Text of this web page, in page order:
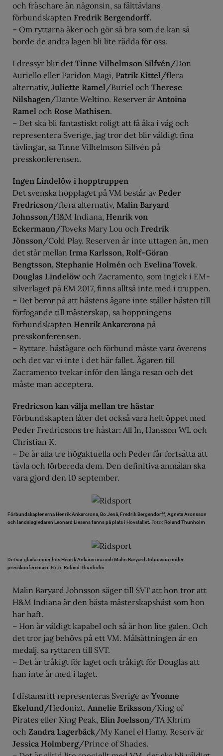
och fräschare än någonsin, sa fälttävlans
förbundskapten Fredrik Bergendorff.
– Om ryttarna åker och gör så bra som de kan så
borde de andra lagen bli lite rädda för oss.
I dressyr blir det Tinne Vilhelmson Silfvén/Don
Auriello eller Paridon Magi, Patrik Kittel/flera
alternativ, Juliette Ramel/Buriel och Therese
Nilshagen/Dante Weltino. Reserver är Antoina
Ramel och Rose Mathisen.
– Det ska bli fantastiskt roligt att få åka i väg och
representera Sverige, jag tror det blir väldigt fina
tävlingar, sa Tinne Vilhelmson Silfvén på
presskonferensen.
Ingen Lindelöw i hopptruppen
Det svenska hopplaget på VM består av Peder
Fredricson/flera alternativ, Malin Baryard
Johnsson/H&M Indiana, Henrik von
Eckermann/Toveks Mary Lou och Fredrik
Jönsson/Cold Play. Reserven är inte uttagen än, men
det står mellan Irma Karlsson, Rolf-Göran
Bengtsson, Stephanie Holmén och Evelina Tovek.
Douglas Lindelöw och Zacramento, som ingick i EM-
silverlaget på EM 2017, finns alltså inte med i truppen.
– Det beror på att hästens ägare inte ställer hästen till
förfogande till mästerskap, sa hoppningens
förbundskapten Henrik Ankarcrona på
presskonferensen.
– Ryttare, hästägare och förbund måste vara överens
och det var vi inte i det här fallet. Ägaren till
Zacramento tvekar inför den långa resan och det
måste man acceptera.
Fredricson kan välja mellan tre hästar
Förbundskapten låter det också vara helt öppet med
Peder Fredricsons tre hästar: All In, Hansson WL och
Christian K.
– De är alla tre högaktuella och Peder får fortsätta att
tävla och förbereda dem. Den definitiva anmälan ska
vara gjord den 10 september.
Förbundskaptenerna Henrik Ankarcrona, Bo Jenå, Fredrik Bergendorff, Agneta Aronsson
och landslagledaren Leonard Liesens fanns på plats i Hovstallet. Foto: Roland Thunholm
Det var glada miner hos Henrik Ankarcrona och Malin Baryard Johnsson under
presskonferensen. Foto: Roland Thunholm
Malin Baryard Johnsson säger till SVT att hon tror att
H&M Indiana är den bästa mästerskapshäst som hon
har haft.
– Hon är väldigt kapabel och så är hon lite galen. Och
det tror jag behövs på ett VM. Målsättningen är en
medalj, sa ryttaren till SVT.
– Det är tråkigt för laget och tråkigt för Douglas att
han inte är med i laget.
I distansritt representeras Sverige av Yvonne
Ekelund/Hedonizt, Annelie Eriksson/King of
Pirates eller King Peak, Elin Joelsson/TA Khrim
och Zandra Lagerbäck/My Kanel el Hamy. Reserv är
Jessica Holmberg/Prince of Shades.